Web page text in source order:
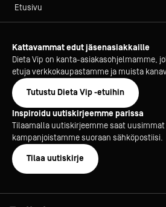
Etusivu
Kattavammat edut jäsenasiakkaille
Dieta Vip on kanta-asiakasohjelmamme,
etuja verkkokaupastamme ja muista
Tutustu Dieta Vip -etuihin
Inspiroidu uutiskirjeemme parissa
Tilaamalla uutiskirjeemme saat
kampanjoistamme suoraan sähköpostiisi.
Tilaa uutiskirje